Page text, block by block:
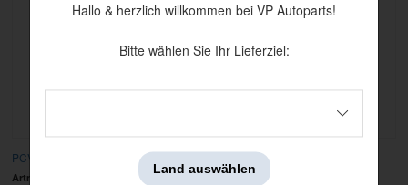
PCV Ventil 65-73
Artnr:
Ölfilter FL1A Ford Racing
Artnr:M-6731-FL1A
Hallo & herzlich willkommen bei VP Autoparts!
Bitte wählen Sie Ihr Lieferziel:
Land auswählen